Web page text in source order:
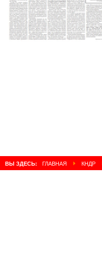
ВЫ ЗДЕСЬ: ГЛАВНАЯ КНДР